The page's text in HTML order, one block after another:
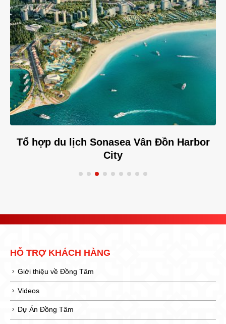
Tổ hợp du lịch Sonasea Vân Đồn Harbor
City
HỖ TRỢ KHÁCH HÀNG
Giới thiệu về Đồng Tâm
Videos
Dự Án Đồng Tâm